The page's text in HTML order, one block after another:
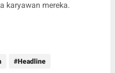
karyawan mereka.
Headline